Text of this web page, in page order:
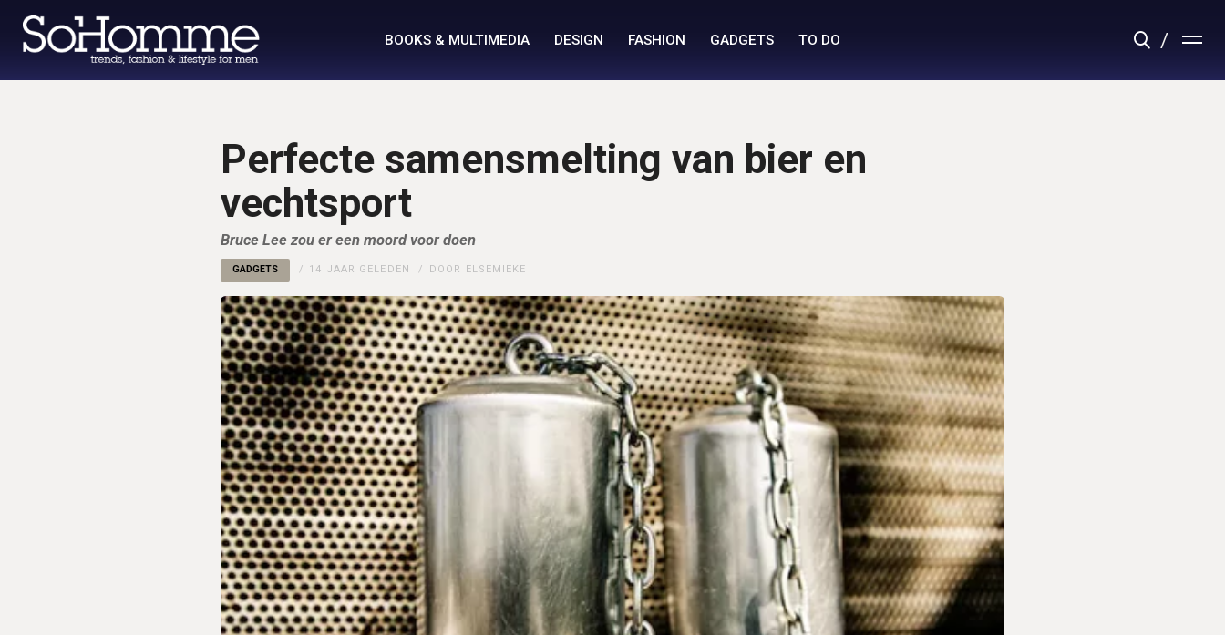
BOOKS & MULTIMEDIA DESIGN FASHION GADGETS TO DO
Perfecte samensmelting van bier en
vechtsport
Bruce Lee zou er een moord voor doen
GADGETS 14 JAAR GELEDEN DOOR ELSEMIEKE